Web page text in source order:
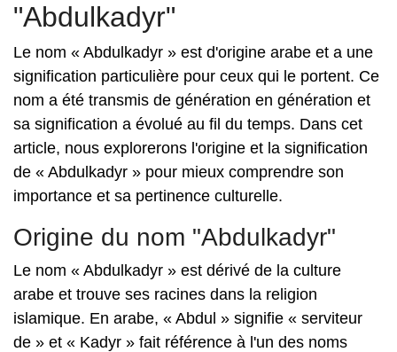
"Abdulkadyr"
Le nom « Abdulkadyr » est d'origine arabe et a une
signification particulière pour ceux qui le portent. Ce
nom a été transmis de génération en génération et
sa signification a évolué au fil du temps. Dans cet
article, nous explorerons l'origine et la signification
de « Abdulkadyr » pour mieux comprendre son
importance et sa pertinence culturelle.
Origine du nom "Abdulkadyr"
Le nom « Abdulkadyr » est dérivé de la culture
arabe et trouve ses racines dans la religion
islamique. En arabe, « Abdul » signifie « serviteur
de » et « Kadyr » fait référence à l'un des noms